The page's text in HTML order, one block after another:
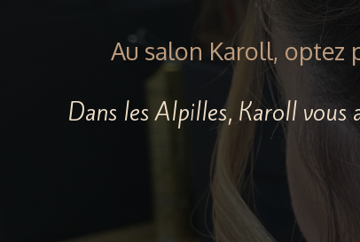
Au salon Karoll, optez
Dans les Alpilles, Karoll vous